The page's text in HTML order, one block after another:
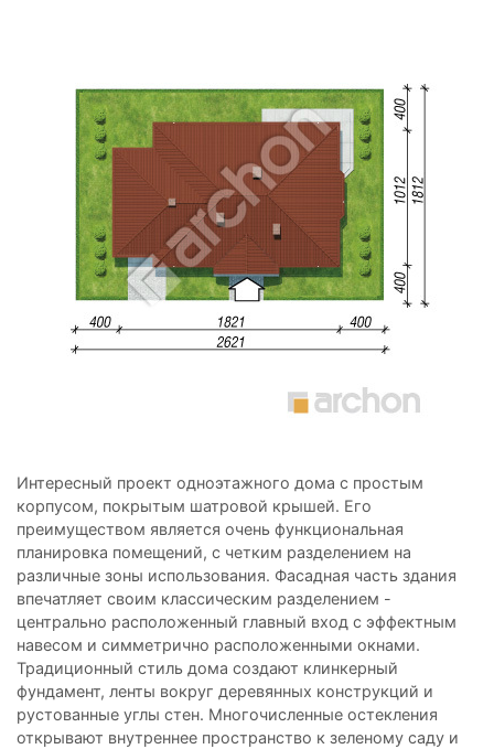
Интересный проект одноэтажного дома с простым
корпусом, покрытым шатровой крышей. Его
преимуществом является очень функциональная
планировка помещений, с четким разделением на
различные зоны использования. Фасадная часть здания
впечатляет своим классическим разделением -
центрально расположенный главный вход с эффектным
навесом и симметрично расположенными окнами.
Традиционный стиль дома создают клинкерный
фундамент, ленты вокруг деревянных конструкций и
рустованные углы стен. Многочисленные остекления
открывают внутреннее пространство к зеленому саду и